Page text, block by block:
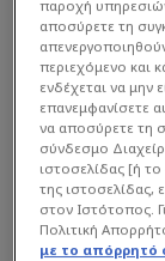
σύγχρονο
απαιτητικά
που θα
ευρωπαϊκής
παροχή
αποσύρετε τη
περιεχόμενο και
ενδέχεται να μην
επανεμφανίσετε
να αποσύρετε τη
σύνδεσμο
ιστοσελίδας [ή
της ιστοσελίδας,
στον Ιστότοπος.
Πολιτική
με το απόρρητό